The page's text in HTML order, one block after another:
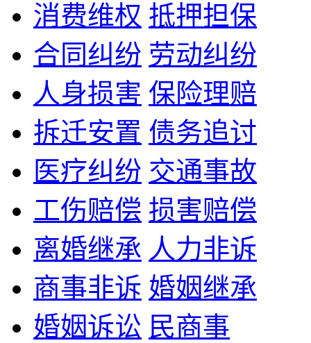
消费维权 抵押担保
合同纠纷 劳动纠纷
人身损害 保险理赔
拆迁安置 债务追讨
医疗纠纷 交通事故
工伤赔偿 损害赔偿
离婚继承 人力非诉
商事非诉 婚姻继承
婚姻诉讼 民商事